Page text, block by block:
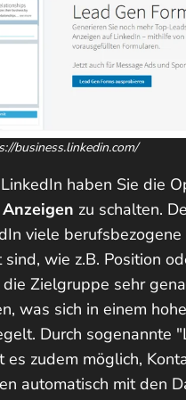
business.linkedin.com/
haben Sie die
zu schalten.
viele berufsbezogene
wie z.B. Position
Zielgruppe sehr
was sich in einem
Durch sogenannte
es zudem möglich,
automatisch mit den